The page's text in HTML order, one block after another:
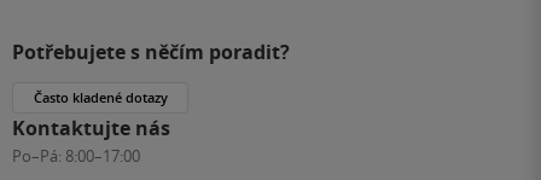
Potřebujete s něčím poradit?
Často kladené dotazy
Kontaktujte nás
Po–Pá: 8:00–17:00